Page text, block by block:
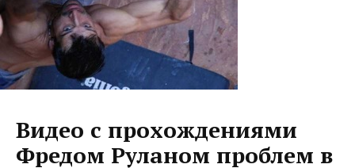
Видео с прохождениями
Фредом Руланом проблем в